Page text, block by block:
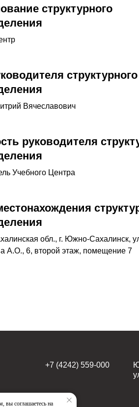
структурного
структурного
Вячеславович
руководителя
Учебного Центра
обл., г. Южно-Сахалинск,
А.О., 6, второй этаж, помещение 7
вы соглашаетесь на
+7 (4242) 559-000